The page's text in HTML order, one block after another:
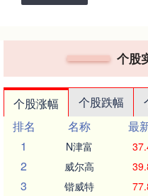
个股
个股涨幅 个股跌幅
排名
名称 最
1
N津富
2 威尔高
3 锴威特